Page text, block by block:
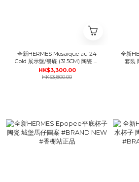
全新HERMES Mosaique au 24
Gold 展示盤/餐碟 (31.5CM) 陶瓷 金
色邊馬賽克幾何圖案 #BRAND
NEW #香榭站正品
HK$3,300.00
HK$3,800.00
全新
套裝